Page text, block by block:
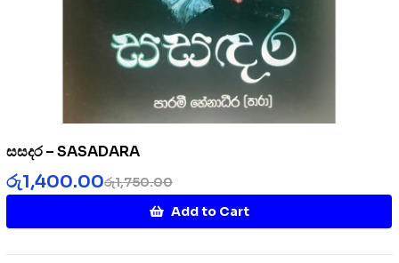
සසදර – SASADARA
රු1,750.00
රු1,400.00
Add to Cart